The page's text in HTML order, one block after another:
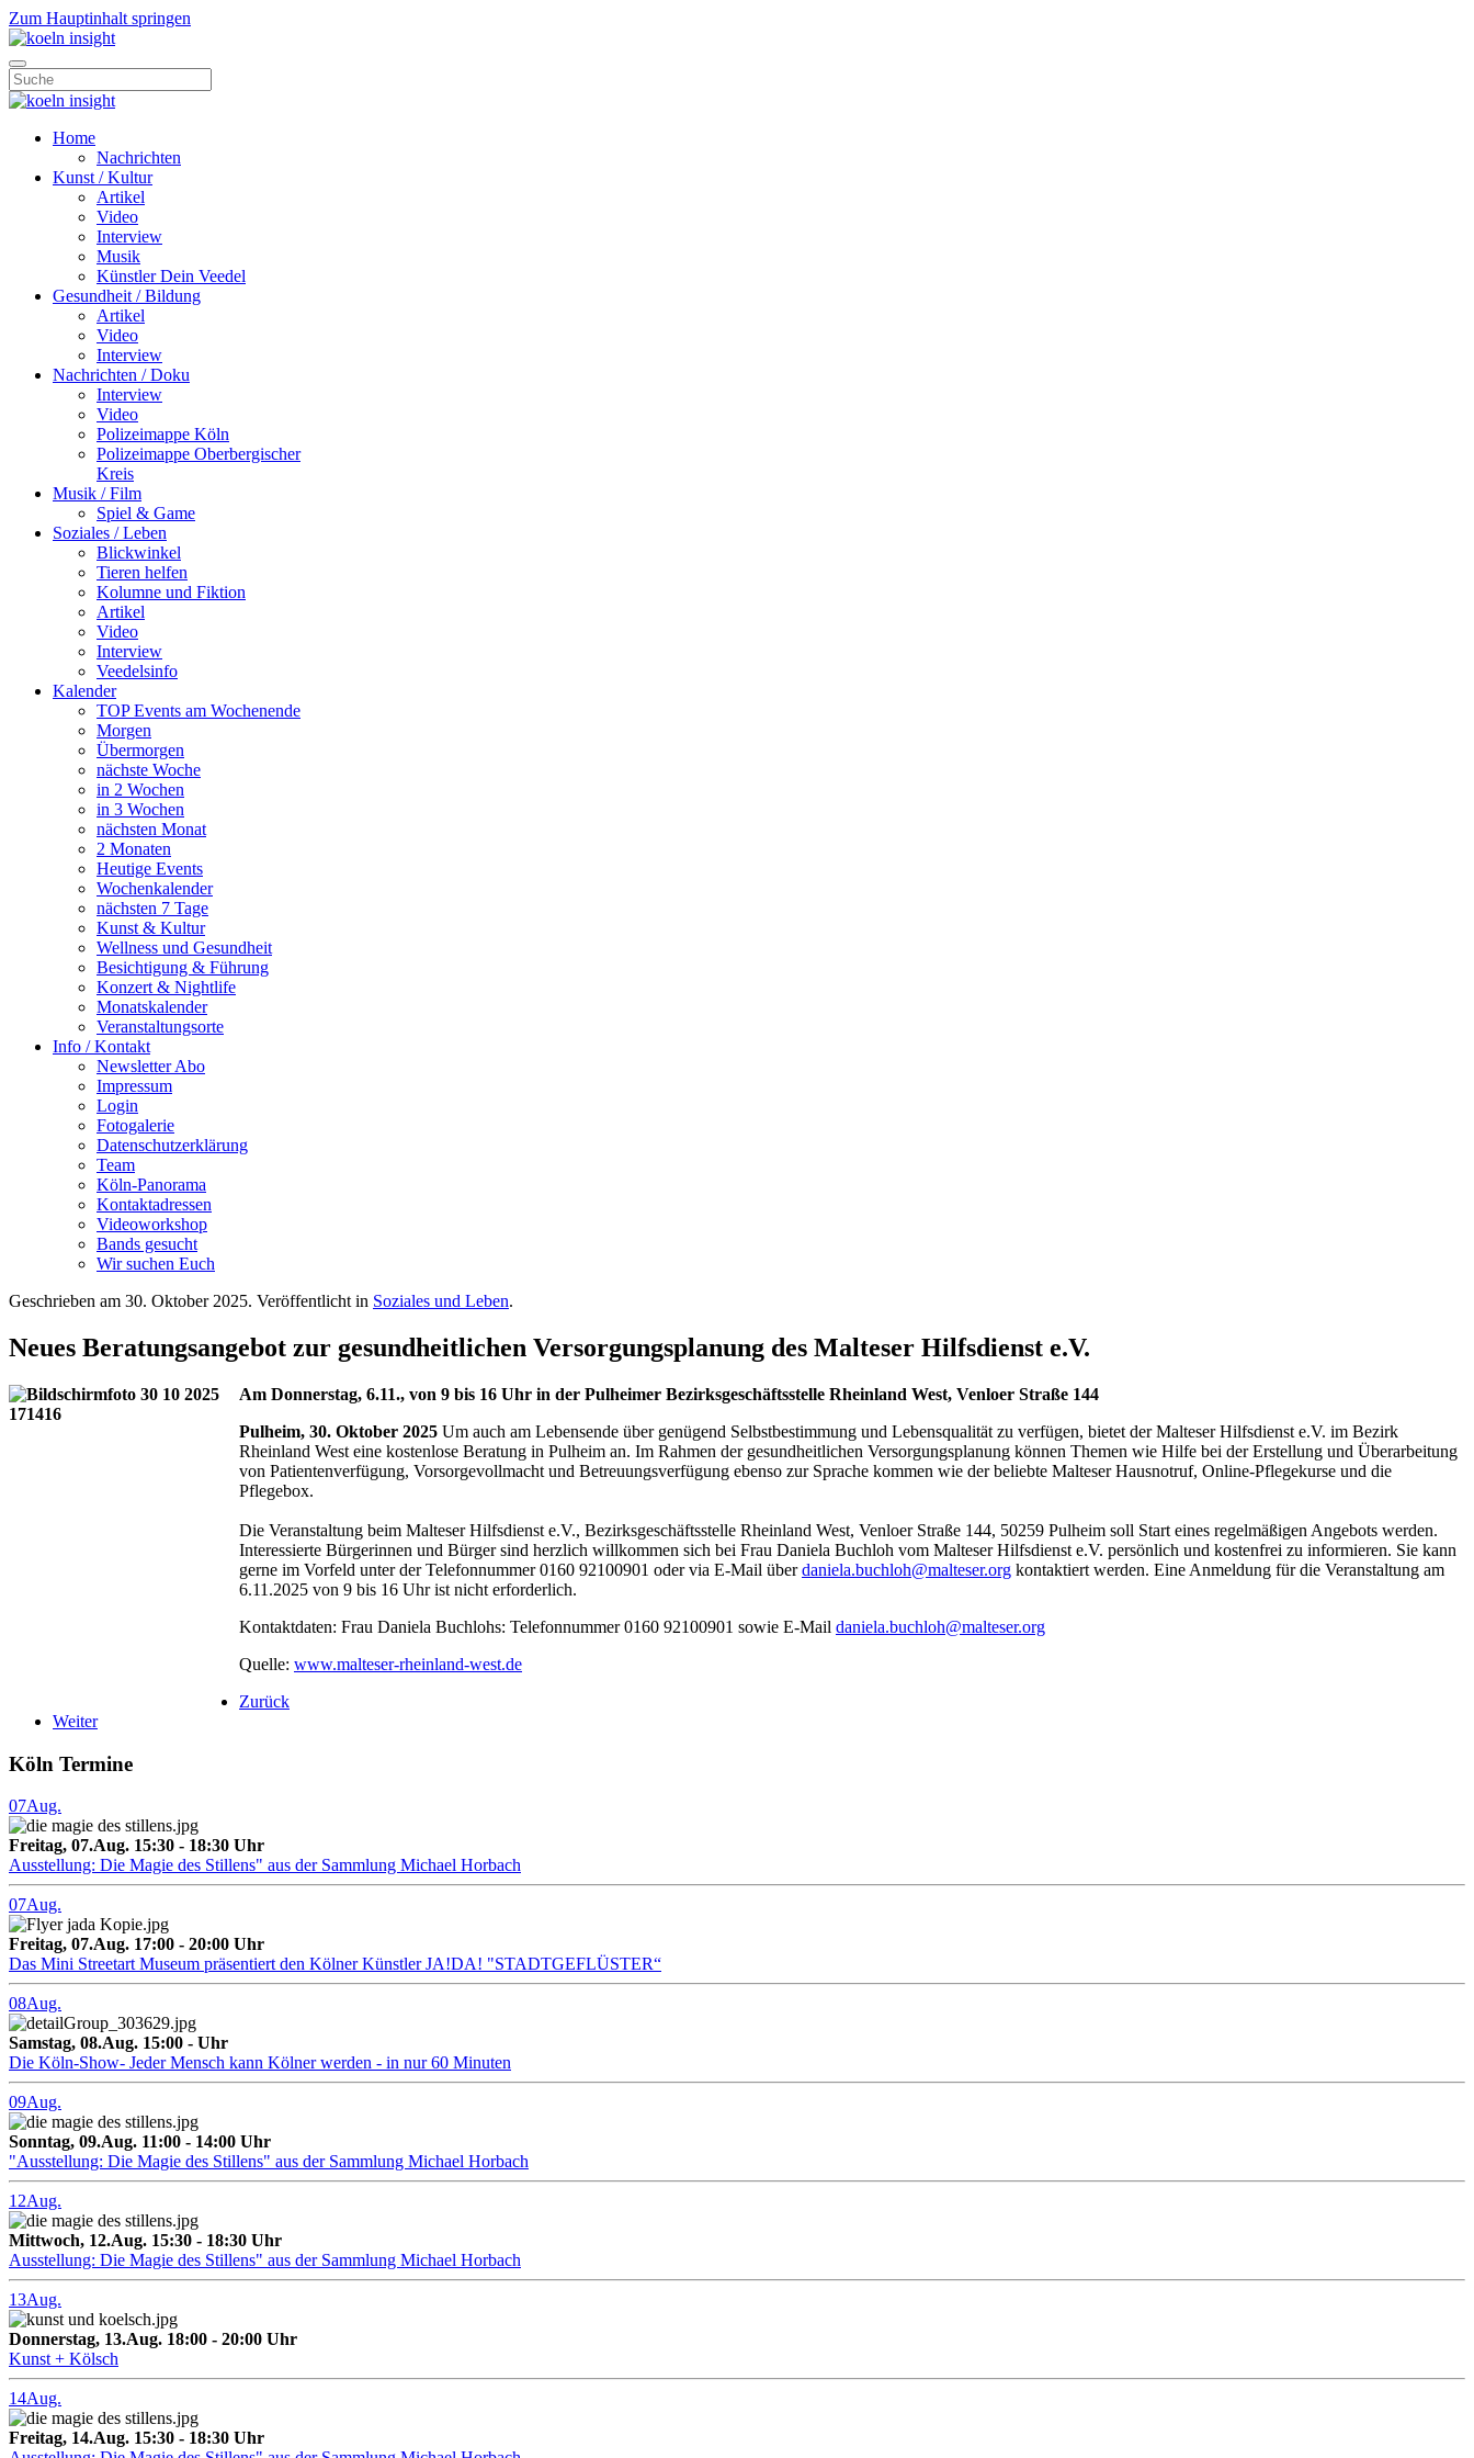
Zum Hauptinhalt springen
Home
Nachrichten
Kunst / Kultur
Artikel
Video
Interview
Musik
Künstler Dein Veedel
Gesundheit / Bildung
Artikel
Video
Interview
Nachrichten / Doku
Interview
Video
Polizeimappe Köln
Polizeimappe Oberbergischer
Kreis
Musik / Film
Spiel & Game
Soziales / Leben
Blickwinkel
Tieren helfen
Kolumne und Fiktion
Artikel
Video
Interview
Veedelsinfo
Kalender
TOP Events am Wochenende
Morgen
Übermorgen
nächste Woche
in 2 Wochen
in 3 Wochen
nächsten Monat
2 Monaten
Heutige Events
Wochenkalender
nächsten 7 Tage
Kunst & Kultur
Wellness und Gesundheit
Besichtigung & Führung
Konzert & Nightlife
Monatskalender
Veranstaltungsorte
Info / Kontakt
Newsletter Abo
Impressum
Login
Fotogalerie
Datenschutzerklärung
Team
Köln-Panorama
Kontaktadressen
Videoworkshop
Bands gesucht
Wir suchen Euch
Geschrieben am 30. Oktober 2025. Veröffentlicht in Soziales und Leben.
Neues Beratungsangebot zur gesundheitlichen Versorgungsplanung des Malteser Hilfsdienst e.V.
Am Donnerstag, 6.11., von 9 bis 16 Uhr in der Pulheimer Bezirksgeschäftsstelle Rheinland West, Venloer Straße 144
Pulheim, 30. Oktober 2025 Um auch am Lebensende über genügend Selbstbestimmung und Lebensqualität zu verfügen, bietet der Malteser Hilfsdienst e.V. im Bezirk
Rheinland West eine kostenlose Beratung in Pulheim an. Im Rahmen der gesundheitlichen Versorgungsplanung können Themen wie Hilfe bei der Erstellung und Überarbeitung
von Patientenverfügung, Vorsorgevollmacht und Betreuungsverfügung ebenso zur Sprache kommen wie der beliebte Malteser Hausnotruf, Online-Pflegekurse und die
Pflegebox.
Die Veranstaltung beim Malteser Hilfsdienst e.V., Bezirksgeschäftsstelle Rheinland West, Venloer Straße 144, 50259 Pulheim soll Start eines regelmäßigen Angebots werden.
Interessierte Bürgerinnen und Bürger sind herzlich willkommen sich bei Frau Daniela Buchloh vom Malteser Hilfsdienst e.V. persönlich und kostenfrei zu informieren. Sie kann
gerne im Vorfeld unter der Telefonnummer 0160 92100901 oder via E-Mail überdaniela.buchloh@malteser.org kontaktiert werden. Eine Anmeldung für die Veranstaltung am
6.11.2025 von 9 bis 16 Uhr ist nicht erforderlich.
Kontaktdaten: Frau Daniela Buchlohs: Telefonnummer 0160 92100901 sowie E-Mail daniela.buchloh@malteser.org
Quelle: www.malteser-rheinland-west.de
Zurück
Weiter
Köln Termine
07Aug.
Freitag, 07.Aug. 15:30 - 18:30 Uhr
Ausstellung: Die Magie des Stillens" aus der Sammlung Michael Horbach
07Aug.
Freitag, 07.Aug. 17:00 - 20:00 Uhr
Das Mini Streetart Museum präsentiert den Kölner Künstler JA!DA! "STADTGEFLÜSTER“
08Aug.
Samstag, 08.Aug. 15:00 - Uhr
Die Köln-Show- Jeder Mensch kann Kölner werden - in nur 60 Minuten
09Aug.
Sonntag, 09.Aug. 11:00 - 14:00 Uhr
"Ausstellung: Die Magie des Stillens" aus der Sammlung Michael Horbach
12Aug.
Mittwoch, 12.Aug. 15:30 - 18:30 Uhr
Ausstellung: Die Magie des Stillens" aus der Sammlung Michael Horbach
13Aug.
Donnerstag, 13.Aug. 18:00 - 20:00 Uhr
Kunst + Kölsch
14Aug.
Freitag, 14.Aug. 15:30 - 18:30 Uhr